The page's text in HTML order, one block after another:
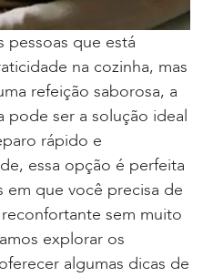
pessoas que está
na cozinha, mas
refeição saborosa, a
pode ser a solução ideal
rápido e
essa opção é perfeita
em que você precisa de
sem muito
explorar os
algumas dicas de